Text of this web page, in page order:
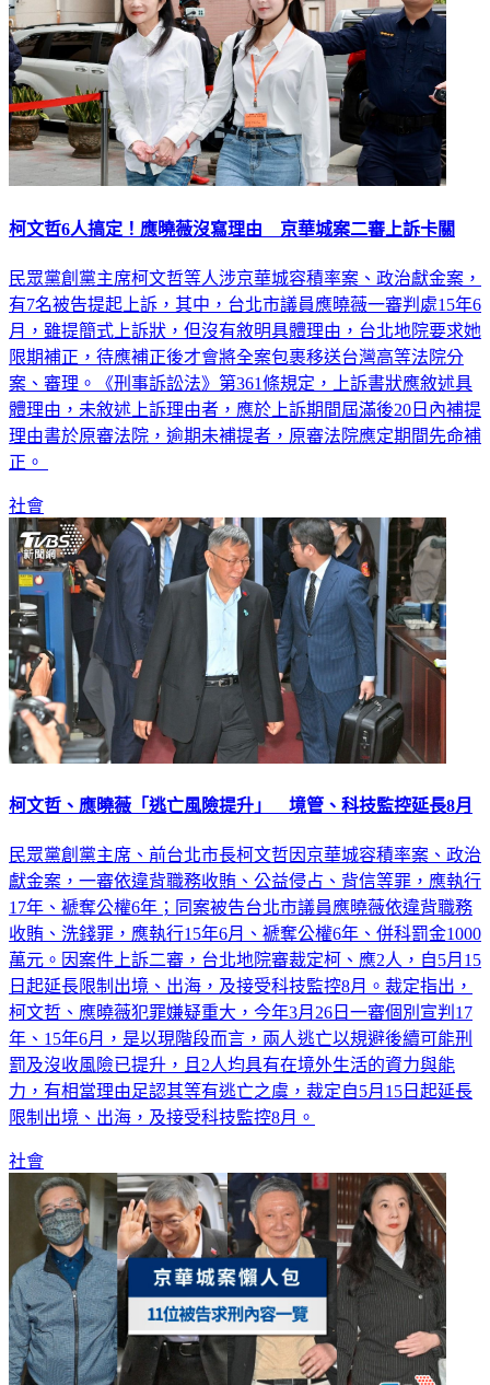
民眾黨創黨主席柯文哲等人涉京華城容積率案、政治獻金案，
有7名被告提起上訴，其中，台北市議員應曉薇一審判處15年6
月，雖提簡式上訴狀，但沒有敘明具體理由，台北地院要求她
限期補正，待應補正後才會將全案包裹移送台灣高等法院分
案、審理。《刑事訴訟法》第361條規定，上訴書狀應敘述具
體理由，未敘述上訴理由者，應於上訴期間屆滿後20日內補提
理由書於原審法院，逾期未補提者，原審法院應定期間先命補
社會
民眾黨創黨主席、前台北市長柯文哲因京華城容積率案、政治
獻金案，一審依違背職務收賄、公益侵占、背信等罪，應執行
17年、褫奪公權6年；同案被告台北市議員應曉薇依違背職務
收賄、洗錢罪，應執行15年6月、褫奪公權6年、併科罰金1000
萬元。因案件上訴二審，台北地院審裁定柯、應2人，自5月15
日起延長限制出境、出海，及接受科技監控8月。裁定指出，
柯文哲、應曉薇犯罪嫌疑重大，今年3月26日一審個別宣判17
年、15年6月，是以現階段而言，兩人逃亡以規避後續可能刑
罰及沒收風險已提升，且2人均具有在境外生活的資力與能
力，有相當理由足認其等有逃亡之虞，裁定自5月15日起延長
社會